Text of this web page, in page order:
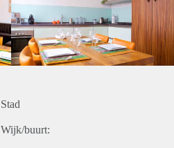
Stad
Wijk/buurt: